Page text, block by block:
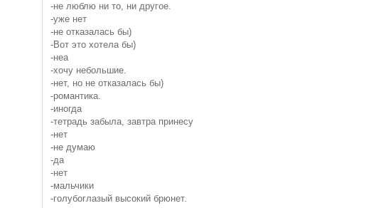
-не люблю ни то, ни другое.
-уже нет
-не отказалась бы)
-Вот это хотела бы)
-неа
-хочу небольшие.
-нет, но не отказалась бы)
-романтика.
-иногда
-тетрадь забыла, завтра принесу
-нет
-не думаю
-да
-нет
-мальчики
-голубоглазый высокий брюнет.